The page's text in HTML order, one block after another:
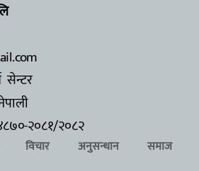
सेन्टर
२०८१/२०८२
विचार अनुसन्धान
समाज